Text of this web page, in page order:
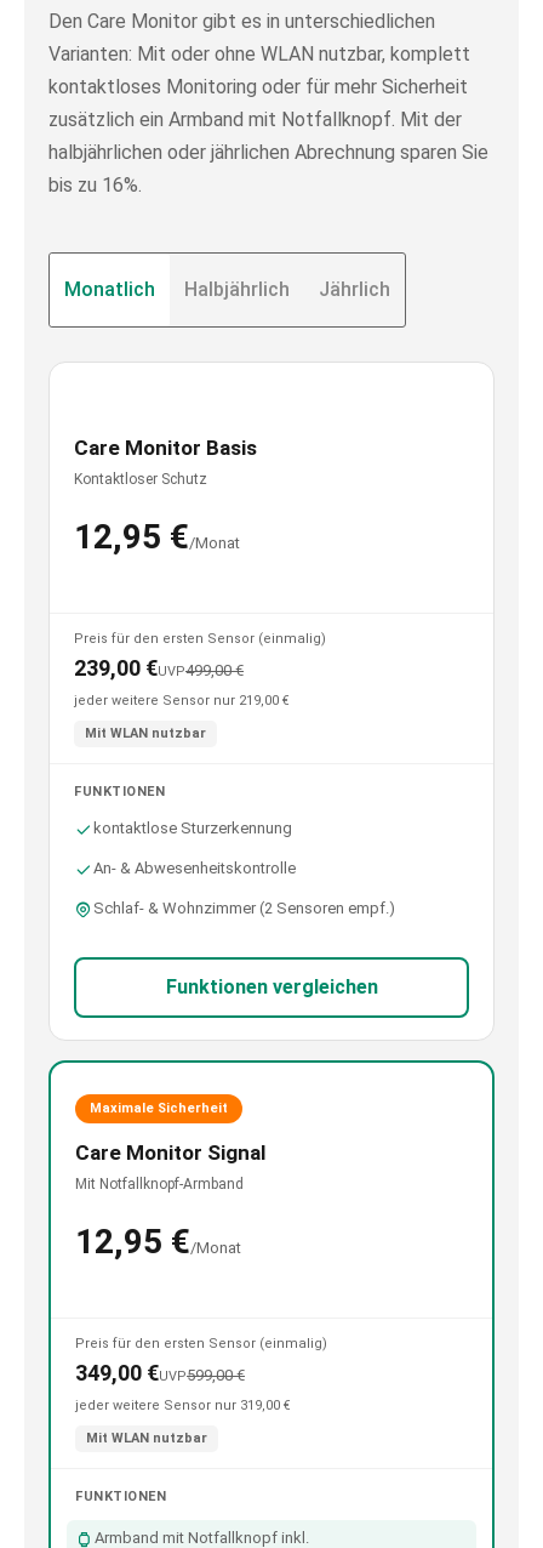
Den Care Monitor gibt es in unterschiedlichen
Varianten: Mit oder ohne WLAN nutzbar, komplett
kontaktloses Monitoring oder für mehr Sicherheit
zusätzlich ein Armband mit Notfallknopf. Mit der
halbjährlichen oder jährlichen Abrechnung sparen Sie
bis zu 16%.
Monatlich Halbjährlich Jährlich
Care Monitor Basis
Kontaktloser Schutz
12,95 €/Monat
Preis für den ersten Sensor (einmalig)
239,00 €UVP499,00 €
jeder weitere Sensor nur 219,00 €
Mit WLAN nutzbar
FUNKTIONEN
kontaktlose Sturzerkennung
An- & Abwesenheitskontrolle
Schlaf- & Wohnzimmer (2 Sensoren empf.)
Funktionen vergleichen
Maximale Sicherheit
Care Monitor Signal
Mit Notfallknopf-Armband
12,95 €/Monat
Preis für den ersten Sensor (einmalig)
349,00 €UVP599,00 €
jeder weitere Sensor nur 319,00 €
Mit WLAN nutzbar
FUNKTIONEN
Armband mit Notfallknopf inkl.